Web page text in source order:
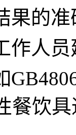
果的
作人
餐饮